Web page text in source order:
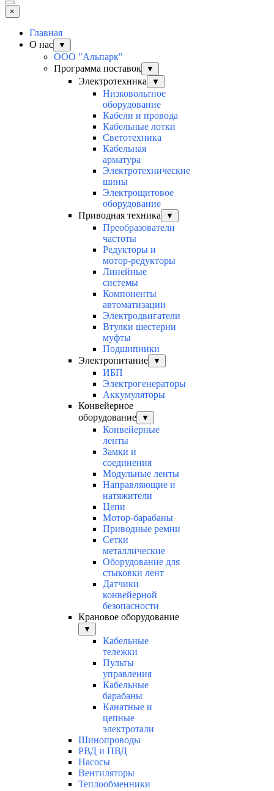
×
Главная
О нас
▼
ООО "Альпарк"
Программа поставок
▼
Электротехника ▼
Низковольтное
оборудование
Кабели и провода
Кабельные лотки
Светотехника
Кабельная
арматура
Электротехнические
шины
Электрощитовое
оборудование
Приводная техника
▼
Преобразователи
частоты
Редукторы и
мотор-редукторы
Линейные
системы
Компоненты
автоматизации
Электродвигатели
Втулки шестерни
муфты
Подшипники
Электропитание
▼
ИБП
Электрогенераторы
Аккумуляторы
Конвейерное
оборудование
▼
Конвейерные
ленты
Замки и
соединения
Модульные ленты
Направляющие и
натяжители
Цепи
Мотор-барабаны
Приводные ремни
Сетки
металлические
Оборудование для
стыковки лент
Датчики
конвейерной
безопасности
Крановое оборудование
▼
Кабельные
тележки
Пульты
управления
Кабельные
барабаны
Канатные и
цепные
электротали
Шинопроводы
РВД и ПВД
Насосы
Вентиляторы
Теплообменники